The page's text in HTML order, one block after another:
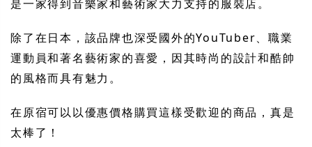
是一家得到音樂家和藝術家大力支持的服裝店。
除了在日本，該品牌也深受國外的YouTuber、職業
運動員和著名藝術家的喜愛，因其時尚的設計和酷帥
的風格而具有魅力。
在原宿可以以優惠價格購買這樣受歡迎的商品，真是
太棒了！